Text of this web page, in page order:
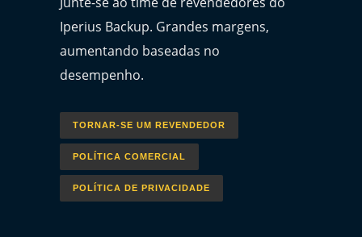
Iperius Backup. Grandes margens,
aumentando baseadas no
desempenho.
TORNAR-SE UM REVENDEDOR
POLÍTICA COMERCIAL
POLÍTICA DE PRIVACIDADE